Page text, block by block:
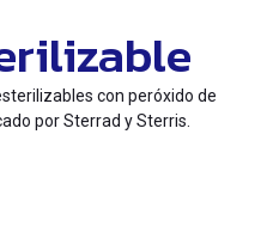
con peróxido de
por Sterrad y Sterris.